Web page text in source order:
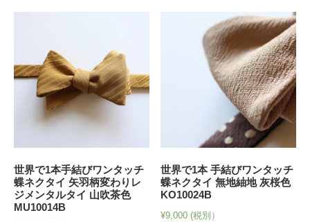
世界で1本手結びワンタッチ
蝶ネクタイ 矢羽柄変わりレ
ジメンタルタイ 山吹茶色
MU10014B
世界で1本 手結びワンタッチ
蝶ネクタイ 無地紬地 灰桜色
KO10024B
¥9,000 (税別）